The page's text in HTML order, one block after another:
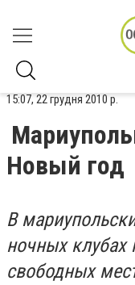
15:07, 22 грудня 2010 р.
Новый год
В
ночных клубах
свободных